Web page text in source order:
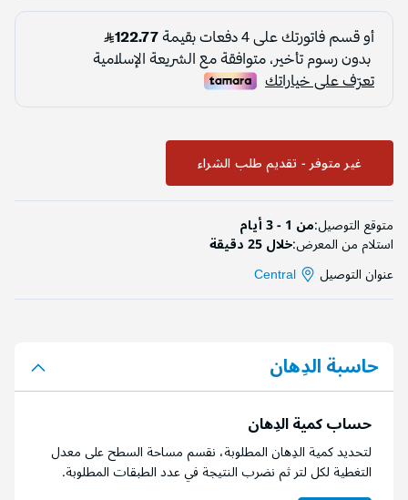
غير متوفر - تقديم طلب الشراء
متوقع التوصيل:من 1 - 3 أيام
استلام من المعرض:خلال 25 دقيقة
عنوان التوصيل
Central
حاسبة الدِهان
حساب كمية الدِهان
لتحديد كمية الدِهان المطلوبة، نقسم مساحة السطح على معدل
التغطية لكل لتر ثم نضرب النتيجة في عدد الطبقات المطلوبة.